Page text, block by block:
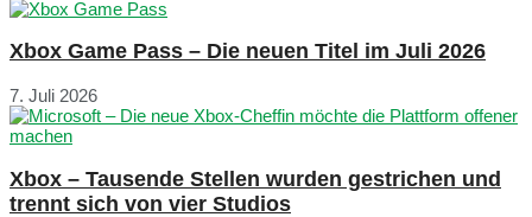
Xbox Game Pass – Die neuen Titel im Juli 2026
7. Juli 2026
Xbox – Tausende Stellen wurden gestrichen und
trennt sich von vier Studios